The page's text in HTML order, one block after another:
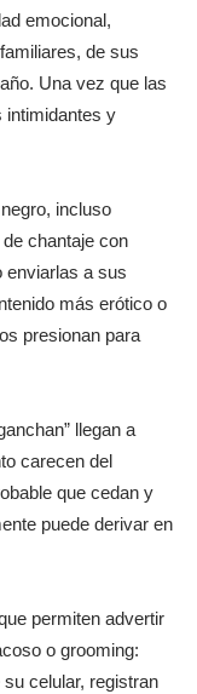
emocional,
de sus
Una vez que las
intimidantes y
incluso
chantaje con
enviarlas a sus
más erótico o
presionan para
llegan a
carecen del
que cedan y
puede derivar en
permiten advertir
o grooming:
celular, registran